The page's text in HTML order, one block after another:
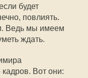
будет
повлиять.
Ведь мы имеем
ждать.
кадров. Вот они: